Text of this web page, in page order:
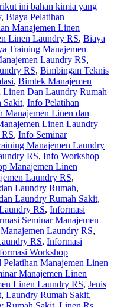
ini bahan kimia yang
, Biaya Pelatihan
Manajemen Linen
Linen Laundry RS, Biaya
Training Manajemen
Laundry RS,
RS, Bimbingan Teknis
, Bimtek Manajemen
Dan Laundry Rumah
Sakit, Info Pelatihan
Manajemen Linen dan
Linen Laundry
, Info Seminar
Manajemen Laundry
RS, Info Workshop
Manajemen Linen
Laundry RS,
Laundry Rumah,
Laundry Rumah Sakit,
RS, Informasi
Seminar Manajemen
Laundry RS,
RS, Informasi
Workshop
Pelatihan Manajemen Linen
Manajemen Linen
Linen Laundry RS, Jenis
, Laundry Rumah Sakit,